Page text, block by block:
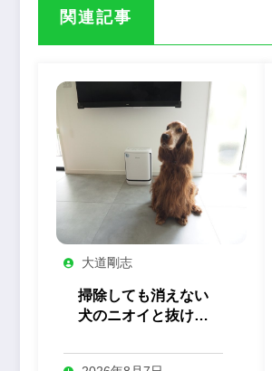
関連記事
大道剛志
掃除しても消えない
犬のニオイと抜け
た「空気管理」の答